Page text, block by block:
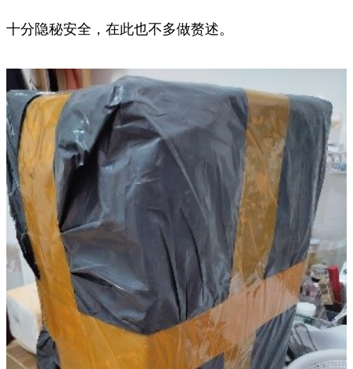
十分隐秘安全，在此也不多做赘述。